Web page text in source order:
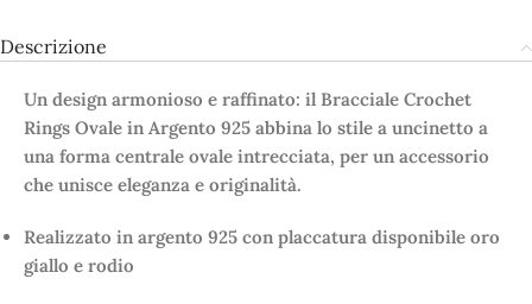
Descrizione
Un design armonioso e raffinato: il Bracciale Crochet
Rings Ovale in Argento 925 abbina lo stile a uncinetto a
una forma centrale ovale intrecciata, per un accessorio
che unisce eleganza e originalità.
Realizzato in argento 925 con placcatura disponibile oro
giallo e rodio